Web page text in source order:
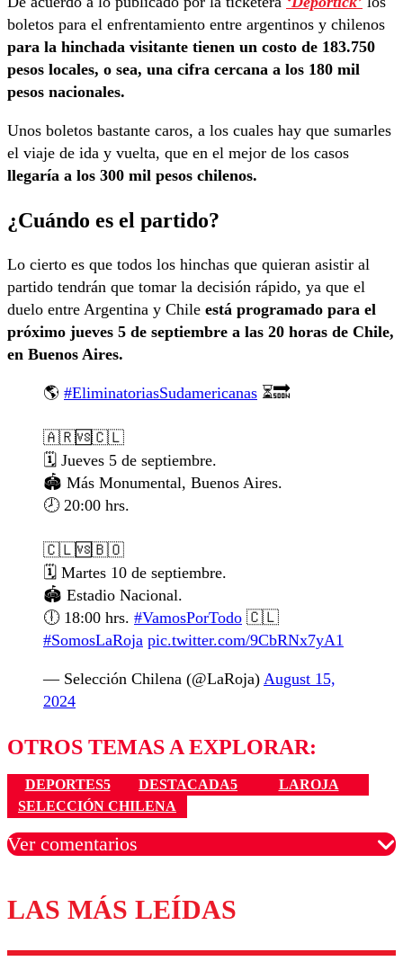
boletos para el enfrentamiento entre argentinos y chilenos
para la hinchada visitante tienen un costo de 183.750
pesos locales, o sea, una cifra cercana a los 180 mil
pesos nacionales.
Unos boletos bastante caros, a los cuales hay que sumarles
el viaje de ida y vuelta, que en el mejor de los casos
llegaría a los 300 mil pesos chilenos.
¿Cuándo es el partido?
Lo cierto es que todos los hinchas que quieran asistir al
partido tendrán que tomar la decisión rápido, ya que el
duelo entre Argentina y Chile está programado para el
próximo jueves 5 de septiembre a las 20 horas de Chile,
en Buenos Aires.
🌎 #EliminatoriasSudamericanas ⏳🔜
🇦🇷🆚🇨🇱
🗓️ Jueves 5 de septiembre.
🏟️ Más Monumental, Buenos Aires.
🕗 20:00 hrs.
🇨🇱🆚🇧🇴
🗓️ Martes 10 de septiembre.
🏟️ Estadio Nacional.
🕕 18:00 hrs. #VamosPorTodo 🇨🇱
#SomosLaRoja pic.twitter.com/9CbRNx7yA1
— Selección Chilena (@LaRoja) August 15,
2024
OTROS TEMAS A EXPLORAR:
DEPORTES5 DESTACADA5
LAROJA
SELECCIÓN CHILENA
Ver comentarios
Los comentarios son moderados para garantizar un
diálogo respetuoso.
Nombre
LAS MÁS LEÍDAS